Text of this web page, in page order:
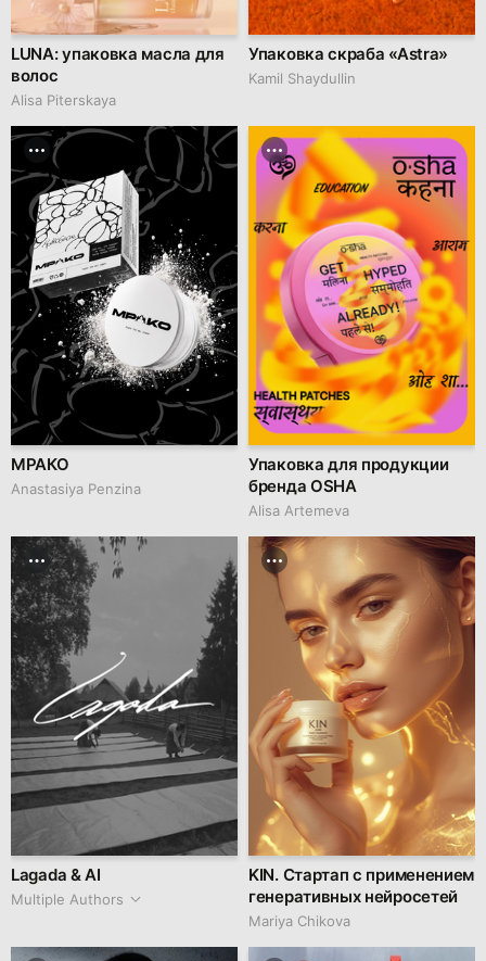
LUNA: упаковка масла для
волос
Alisa Piterskaya
Упаковка скраба «Astra»
Kamil Shaydullin
МРАКО
Anastasiya Penzina
Упаковка для продукции
бренда OSHA
Alisa Artemeva
Lagada & AI
Multiple Authors
KIN. Стартап с применением
генеративных нейросетей
Mariya Chikova